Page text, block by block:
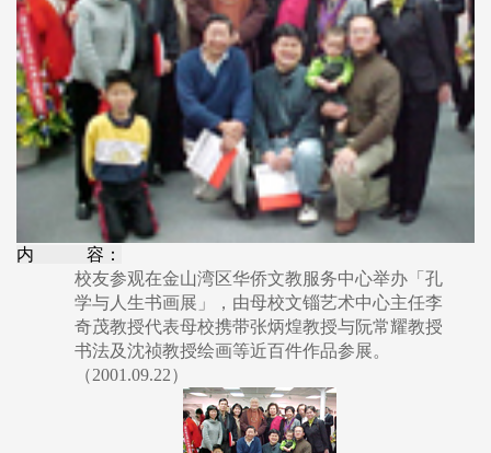
内 容：
校友参观在金山湾区华侨文教服务中心举办「孔
学与人生书画展」，由母校文锱艺术中心主任李
奇茂教授代表母校携带张炳煌教授与阮常耀教授
书法及沈祯教授绘画等近百件作品参展。
（2001.09.22）